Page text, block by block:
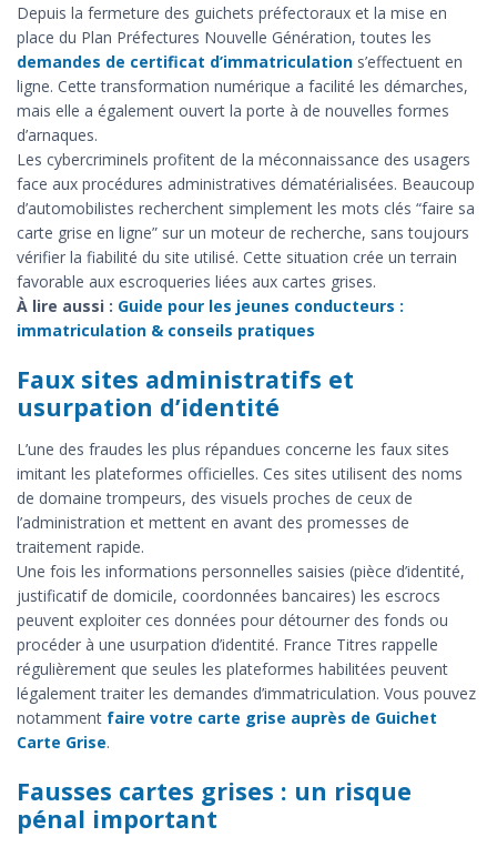
Depuis la fermeture des guichets préfectoraux et la mise en
place du Plan Préfectures Nouvelle Génération, toutes les
demandes de certificat d’immatriculation s’effectuent en
ligne. Cette transformation numérique a facilité les démarches,
mais elle a également ouvert la porte à de nouvelles formes
d’arnaques.
Les cybercriminels profitent de la méconnaissance des usagers
face aux procédures administratives dématérialisées. Beaucoup
d’automobilistes recherchent simplement les mots clés “faire sa
carte grise en ligne” sur un moteur de recherche, sans toujours
vérifier la fiabilité du site utilisé. Cette situation crée un terrain
favorable aux escroqueries liées aux cartes grises.
À lire aussi : Guide pour les jeunes conducteurs :
immatriculation & conseils pratiques
Faux sites administratifs et
usurpation d’identité
L’une des fraudes les plus répandues concerne les faux sites
imitant les plateformes officielles. Ces sites utilisent des noms
de domaine trompeurs, des visuels proches de ceux de
l’administration et mettent en avant des promesses de
traitement rapide.
Une fois les informations personnelles saisies (pièce d’identité,
justificatif de domicile, coordonnées bancaires) les escrocs
peuvent exploiter ces données pour détourner des fonds ou
procéder à une usurpation d’identité. France Titres rappelle
régulièrement que seules les plateformes habilitées peuvent
légalement traiter les demandes d’immatriculation. Vous pouvez
notamment faire votre carte grise auprès de Guichet
Carte Grise.
Fausses cartes grises : un risque
pénal important